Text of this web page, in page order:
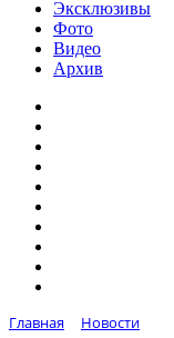
Эксклюзивы
Фото
Видео
Архив
Главная
Новости